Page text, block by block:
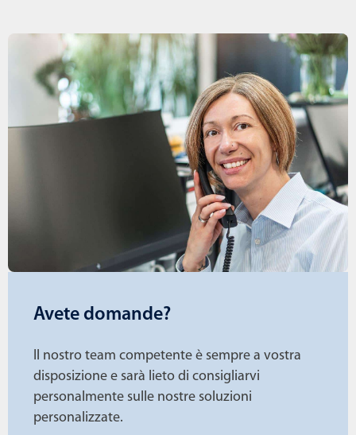
Avete domande?
Il nostro team competente è sempre a vostra
disposizione e sarà lieto di consigliarvi
personalmente sulle nostre soluzioni
personalizzate.